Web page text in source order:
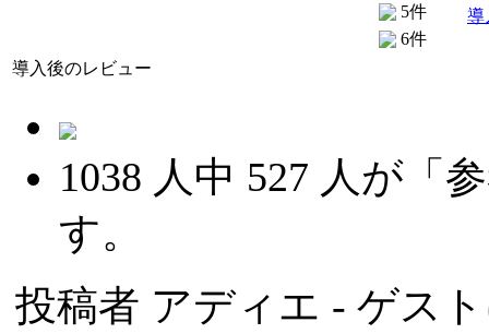
5件
6件
導
導入後のレビュー
1038 人中 527 人が「
す。
投稿者 アディエ - ゲス